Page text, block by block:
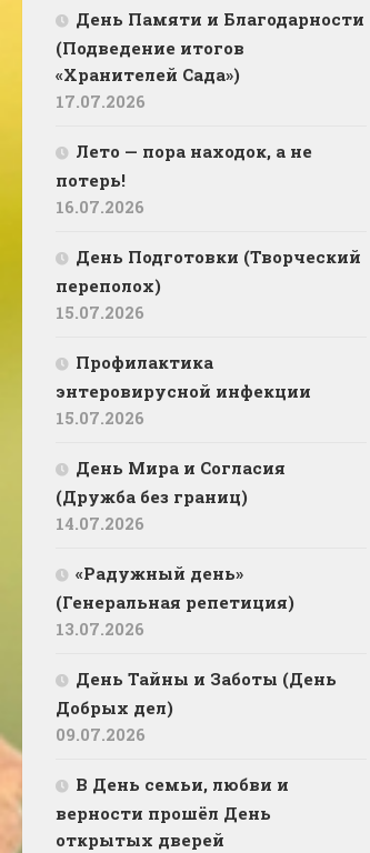
День Памяти и Благодарности
(Подведение итогов
«Хранителей Сада»)
17.07.2026
Лето — пора находок, а не
потерь!
16.07.2026
День Подготовки (Творческий
переполох)
15.07.2026
Профилактика
энтеровирусной инфекции
15.07.2026
День Мира и Согласия
(Дружба без границ)
14.07.2026
«Радужный день»
(Генеральная репетиция)
13.07.2026
День Тайны и Заботы (День
Добрых дел)
09.07.2026
В День семьи, любви и
верности прошёл День
открытых дверей